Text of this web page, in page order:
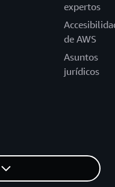
expertos
de AWS
Asuntos
jurídicos